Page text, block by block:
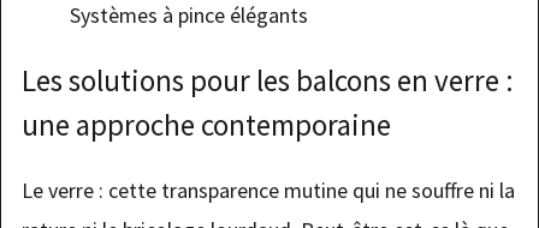
Systèmes à pince élégants
Les solutions pour les balcons en verre :
une approche contemporaine
Le verre : cette transparence mutine qui ne souffre ni la